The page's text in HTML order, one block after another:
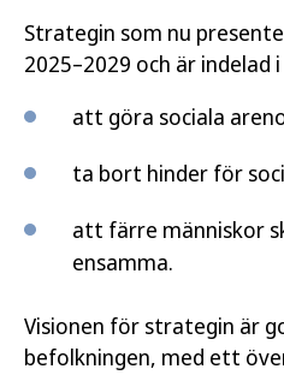
Strategin som nu
2025–2029 och är indelad
att göra sociala
ta bort hinder för
att färre människor
ensamma.
Visionen för strategin är
befolkningen, med ett